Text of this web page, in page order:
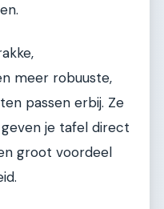
meer robuuste,
passen erbij. Ze
je tafel direct
groot voordeel